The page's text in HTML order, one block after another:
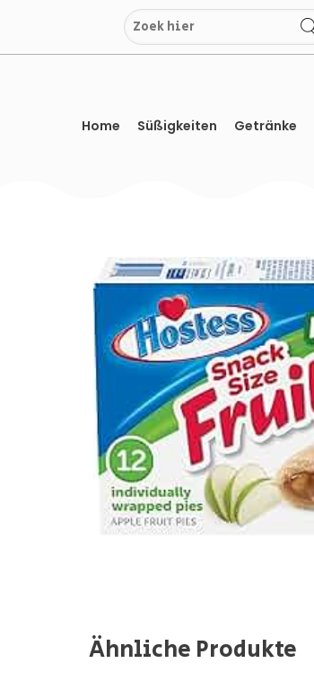
springen
Home Süßigkeiten Getränke
Ähnliche Produkte